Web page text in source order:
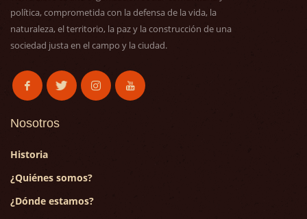
política, comprometida con la defensa de la vida, la
naturaleza, el territorio, la paz y la construcción de una
sociedad justa en el campo y la ciudad.
Nosotros
Historia
¿Quiénes somos?
¿Dónde estamos?